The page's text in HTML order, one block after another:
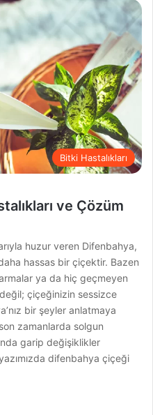
Bitki Hastalıkları
ve Çözüm
huzur veren Difenbahya,
hassas bir çiçektir. Bazen
ya da hiç geçmeyen
çiçeğinizin sessizce
bir şeyler anlatmaya
zamanlarda solgun
garip değişiklikler
difenbahya çiçeği